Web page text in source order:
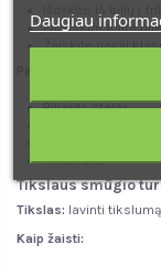
Paleiskite balta
Žaiskite pagal
Biliardo stalas
Trikampis
Tikslaus smūgio
Tikslas: lavinti
Kaip žaisti:
Daugiau